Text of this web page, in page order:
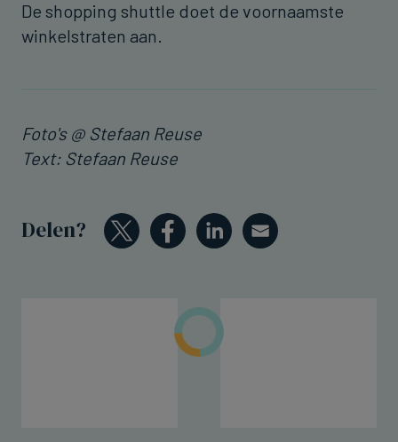
De shopping shuttle doet de voornaamste
winkelstraten aan.
Foto's @ Stefaan Reuse
Text: Stefaan Reuse
Delen?